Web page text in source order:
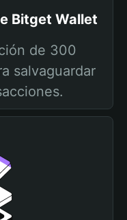
Bitget Wallet
de 300
salvaguardar